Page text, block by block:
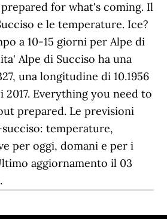
for what's coming. Il
e le temperature. Ice?
a 10-15 giorni per Alpe di
Alpe di Succiso ha una
una longitudine di 10.1956
Everything you need to
prepared. Le previsioni
temperature,
per oggi, domani e per i
aggiornamento il 03